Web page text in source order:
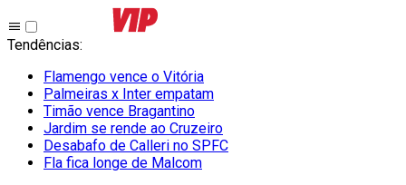
Tendências:
Flamengo vence o Vitória
Palmeiras x Inter empatam
Timão vence Bragantino
Jardim se rende ao Cruzeiro
Desabafo de Calleri no SPFC
Fla fica longe de Malcom